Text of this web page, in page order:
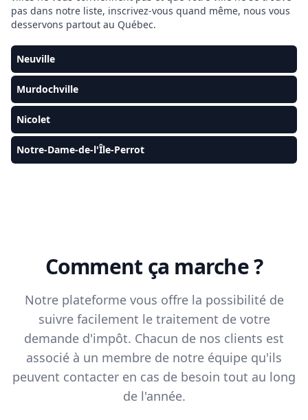
pas dans notre liste, inscrivez-vous quand même, nous vous
desservons partout au Québec.
Neuville
Murdochville
Nicolet
Notre-Dame-de-l'Île-Perrot
Comment ça marche ?
Notre plateforme vous offre la possibilité de
suivre facilement le traitement de votre
demande d'impôt. Chacun de nos clients est
associé à un membre de notre équipe qu'ils
peuvent contacter en cas de besoin tout au long
de l'année.